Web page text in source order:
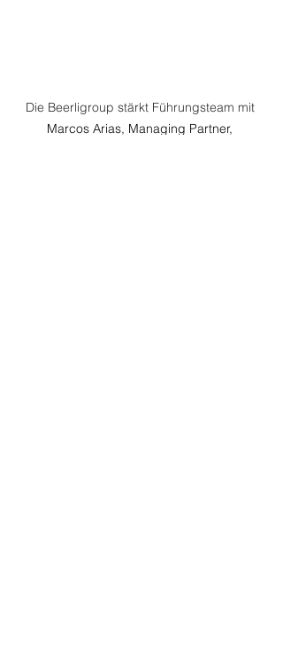
Die Beerligroup stärkt Führungsteam mit
Marcos Arias, Managing Partner,